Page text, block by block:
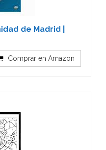
de Madrid |
Comprar en Amazon